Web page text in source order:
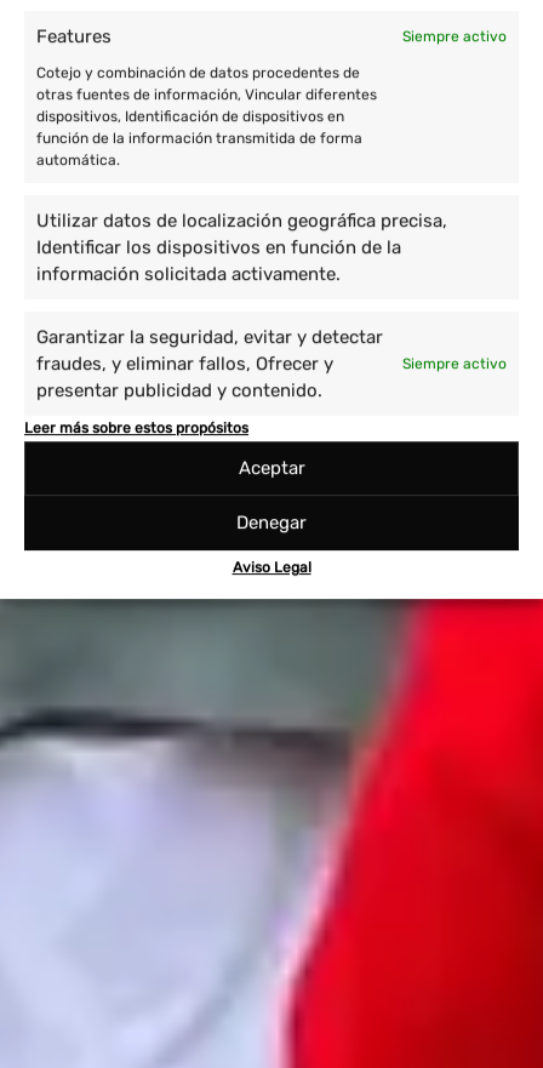
Features Siempre activo
Cotejo y combinación de datos procedentes de
otras fuentes de información, Vincular diferentes
dispositivos, Identificación de dispositivos en
función de la información transmitida de forma
automática.
Utilizar datos de localización geográfica precisa,
Identificar los dispositivos en función de la
información solicitada activamente.
Garantizar la seguridad, evitar y detectar
fraudes, y eliminar fallos, Ofrecer y
presentar publicidad y contenido.
Siempre activo
Leer más sobre estos propósitos
Aceptar
Denegar
Aviso Legal